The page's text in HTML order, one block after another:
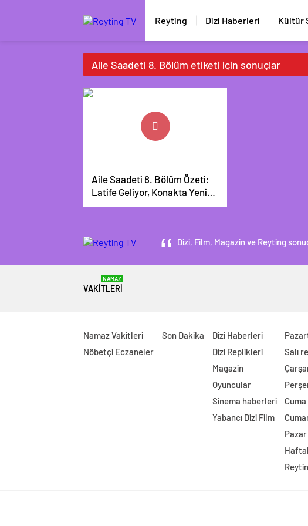
Reyting Dizi Haberleri Kültür
Aile Saadeti 8. Bölüm etiketi için sonuçlar
Aile Saadeti 8. Bölüm Özeti:
Latife Geliyor, Konakta Yeni
Sırlar Ortaya Çıkıyor!
Dizi, Film, Magazin ve Reyting
VAKITLERI
NAMAZ
Namaz Vakitleri
Nöbetçi Eczaneler
Son Dakika
Dizi Haberleri
Dizi Replikleri
Magazin
Oyuncular
Sinema haberleri
Yabancı Dizi Film
Salı